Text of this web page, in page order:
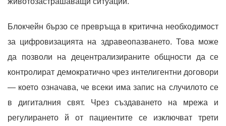
Блокчейн бързо се превръща в критична необходимост
за цифровизацията на здравеопазването. Това може
да позволи на децентрализираните общности да се
контролират демократично чрез интелигентни договори
— което означава, че всеки има запис на случилото се
в дигиталния свят. Чрез създаването на мрежа и
регулирането й от пациентите се изключват трети